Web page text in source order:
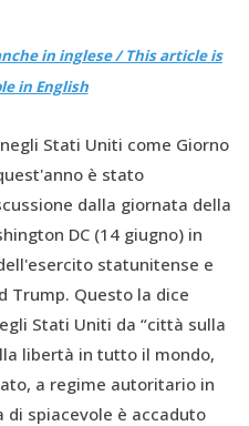
in inglese / This article is
in English
Stati Uniti come Giorno
è stato
dalla giornata della
DC (14 giugno) in
statunitense e
Trump. Questo la dice
Stati Uniti da “città sulla
libertà in tutto il mondo,
a regime autoritario in
di spiacevole è accaduto